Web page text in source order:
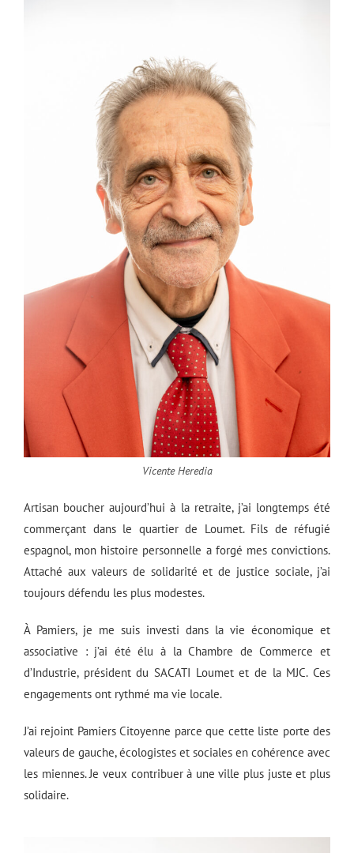
Artisan boucher aujourd’hui à la retraite, j’ai longtemps été
commerçant dans le quartier de Loumet. Fils de réfugié
espagnol, mon histoire personnelle a forgé mes convictions.
Attaché aux valeurs de solidarité et de justice sociale, j’ai
toujours défendu les plus modestes.
À Pamiers, je me suis investi dans la vie économique et
associative : j’ai été élu à la Chambre de Commerce et
d’Industrie, président du SACATI Loumet et de la MJC. Ces
engagements ont rythmé ma vie locale.
J’ai rejoint Pamiers Citoyenne parce que cette liste porte des
valeurs de gauche, écologistes et sociales en cohérence avec
les miennes. Je veux contribuer à une ville plus juste et plus
solidaire.
Vicente Heredia